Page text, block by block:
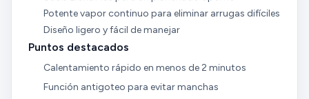
Potente vapor continuo para eliminar arrugas difíciles
Diseño ligero y fácil de manejar
Puntos destacados
Calentamiento rápido en menos de 2 minutos
Función antigoteo para evitar manchas